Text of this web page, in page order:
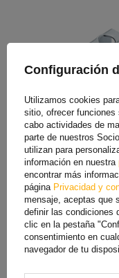
Conector Dromet para
abrazadera M8 (1 1/4")
1,59 €
Configuración
Utilizamos cookies
sitio, ofrecer
cabo actividades de
parte de nuestros
utilizan para
información en nuestra
encontrar más
página Privacidad y
mensaje, aceptas que
definir las condiciones
clic en la pestaña
consentimiento en
navegador de tu